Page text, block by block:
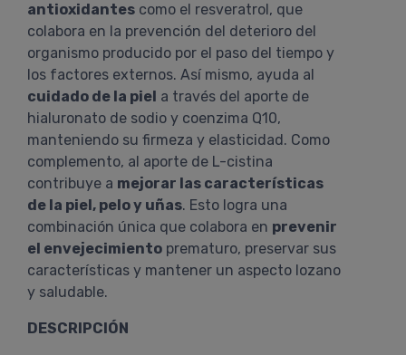
antioxidantes como el resveratrol, que
colabora en la prevención del deterioro del
organismo producido por el paso del tiempo y
los factores externos. Así mismo, ayuda al
cuidado de la piel a través del aporte de
hialuronato de sodio y coenzima Q10,
manteniendo su firmeza y elasticidad. Como
complemento, al aporte de L-cistina
contribuye a mejorar las características
de la piel, pelo y uñas. Esto logra una
combinación única que colabora en prevenir
el envejecimiento prematuro, preservar sus
características y mantener un aspecto lozano
y saludable.
DESCRIPCIÓN